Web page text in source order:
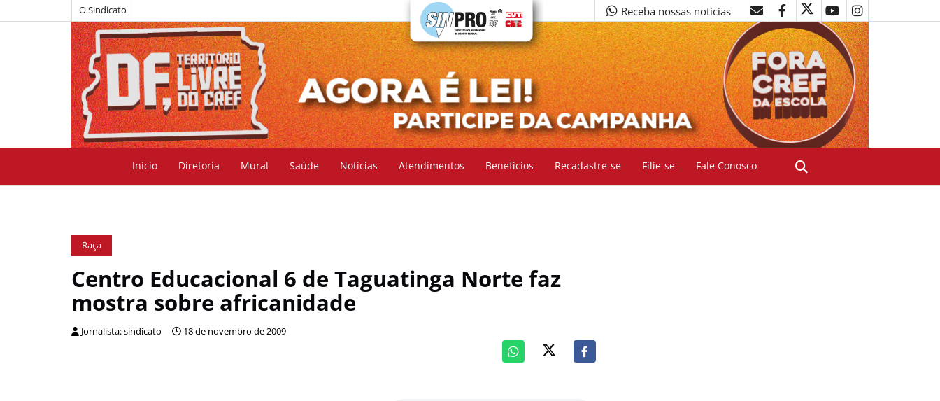
O Sindicato Receba nossas notícias
Início Diretoria Mural Saúde Notícias Atendimentos Benefícios Recadastre-se Filie-se Fale Conosco
Raça
Centro Educacional 6 de Taguatinga Norte faz
mostra sobre africanidade
Jornalista: sindicato 18 de novembro de 2009